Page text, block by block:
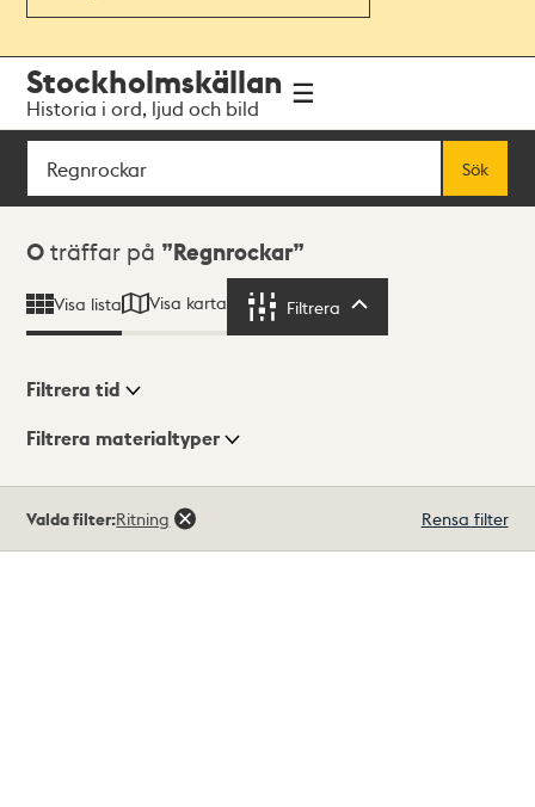
navigationen
huvudinnehållet
Stockholmskällan
Historia i ord, ljud och bild
Sök
Sök
Sökresultat
0 träffar på Regnrockar
Visa lista Visa karta Filtrera
Visningsläge
Filtrera tid
Filtrera materialtyper
träffar
Valda filter:Ritning Rensa filter